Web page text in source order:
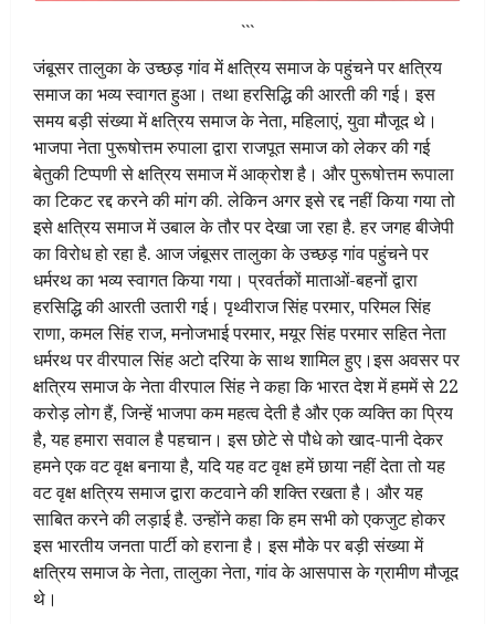
```
जंबूसर तालुका के उच्छड़ गांव में क्षत्रिय समाज के पहुंचने पर क्षत्रिय
समाज का भव्य स्वागत हुआ। तथा हरसिद्धि की आरती की गई। इस
समय बड़ी संख्या में क्षत्रिय समाज के नेता, महिलाएं, युवा मौजूद थे।
भाजपा नेता पुरूषोत्तम रुपाला द्वारा राजपूत समाज को लेकर की गई
बेतुकी टिप्पणी से क्षत्रिय समाज में आक्रोश है। और पुरूषोत्तम रूपाला
का टिकट रद्द करने की मांग की. लेकिन अगर इसे रद्द नहीं किया गया तो
इसे क्षत्रिय समाज में उबाल के तौर पर देखा जा रहा है. हर जगह बीजेपी
का विरोध हो रहा है. आज जंबूसर तालुका के उच्छड़ गांव पहुंचने पर
धर्मरथ का भव्य स्वागत किया गया। प्रवर्तकों माताओं-बहनों द्वारा
हरसिद्धि की आरती उतारी गई। पृथ्वीराज सिंह परमार, परिमल सिंह
राणा, कमल सिंह राज, मनोजभाई परमार, मयूर सिंह परमार सहित नेता
धर्मरथ पर वीरपाल सिंह अटो दरिया के साथ शामिल हुए।इस अवसर पर
क्षत्रिय समाज के नेता वीरपाल सिंह ने कहा कि भारत देश में हममें से 22
करोड़ लोग हैं, जिन्हें भाजपा कम महत्व देती है और एक व्यक्ति का प्रिय
है, यह हमारा सवाल है पहचान। इस छोटे से पौधे को खाद-पानी देकर
हमने एक वट वृक्ष बनाया है, यदि यह वट वृक्ष हमें छाया नहीं देता तो यह
वट वृक्ष क्षत्रिय समाज द्वारा कटवाने की शक्ति रखता है। और यह
साबित करने की लड़ाई है. उन्होंने कहा कि हम सभी को एकजुट होकर
इस भारतीय जनता पार्टी को हराना है। इस मौके पर बड़ी संख्या में
क्षत्रिय समाज के नेता, तालुका नेता, गांव के आसपास के ग्रामीण मौजूद
थे।